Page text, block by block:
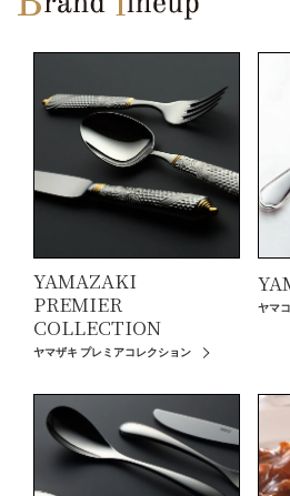
YAMAZAKI
PREMIER
COLLECTION
ヤマザキ プレミアコレクション
ヤマ